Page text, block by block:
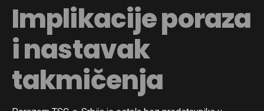
Implikacije poraza
i nastavak
takmičenja